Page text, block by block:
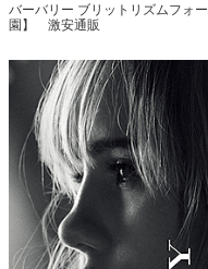
バーバリー ブリットリズムフォ
園】 激安通販